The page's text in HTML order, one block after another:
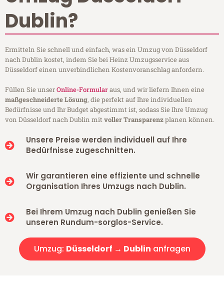
Dublin?
Ermitteln Sie schnell und einfach, was ein Umzug von Düsseldorf
nach Dublin kostet, indem Sie bei Heinz Umzugsservice aus
Düsseldorf einen unverbindlichen Kostenvoranschlag anfordern.
Füllen Sie unserOnline-Formularaus, und wir liefern Ihnen eine
maßgeschneiderte Lösung, die perfekt auf Ihre individuellen
Bedürfnisse und Ihr Budget abgestimmt ist, sodass Sie Ihre Umzug
von Düsseldorf nach Dublin mitvoller Transparenzplanen können.
Unsere Preise werden individuell auf Ihre
Bedürfnisse zugeschnitten.
Wir garantieren eine effiziente und schnelle
Organisation Ihres Umzugs nach Dublin.
Bei Ihrem Umzug nach Dublin genießen Sie
unseren Rundum-sorglos-Service.
Umzug: Düsseldorf → Dublin anfragen